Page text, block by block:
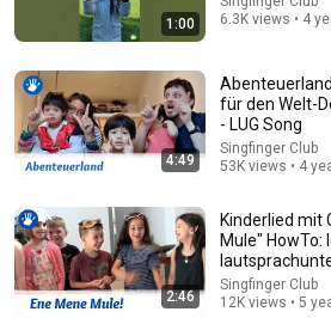
Kikaninchen Laternen-
1:00
6.3K views • 4
4:49
für den Welt-
- LUG Song
Singfinger Club
53K views • 4
2:46
Kinderlied mit
Mule" HowTo:
Singfinger Club
12K views • 5